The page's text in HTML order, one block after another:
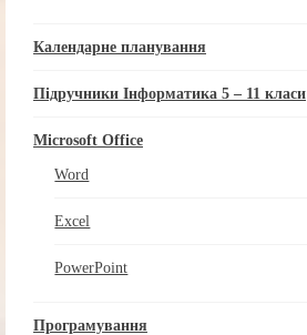
Календарне планування
Підручники Інформатика 5 – 11 класи
Microsoft Office
Word
Excel
PowerPoint
Програмування